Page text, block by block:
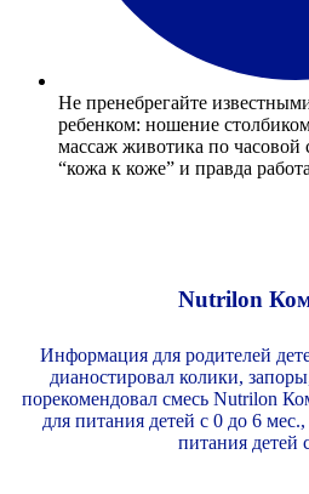
Не пренебрегайте
ребенком: ношение
массаж животика по часовой
“кожа к коже” и правда
Nutrilon
Информация для родителей
дианостировал колики,
порекомендовал смесь Nutrilon
для питания детей с 0 до 6
питания детей